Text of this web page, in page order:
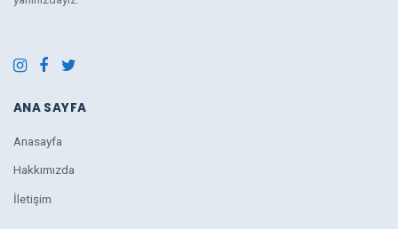
ANA SAYFA
Anasayfa
Hakkımızda
İletişim